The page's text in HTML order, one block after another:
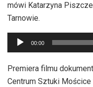
mówi Katarzyna
Tarnowie.
Odtwarzacz
plików
dźwiękowych
00:00
Premiera filmu
Centrum Sztuki